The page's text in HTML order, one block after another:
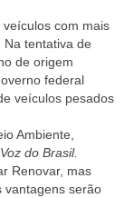
com mais
tentativa de
de origem
federal
veículos pesados
Ambiente,
do Brasil.
Renovar, mas
vantagens serão